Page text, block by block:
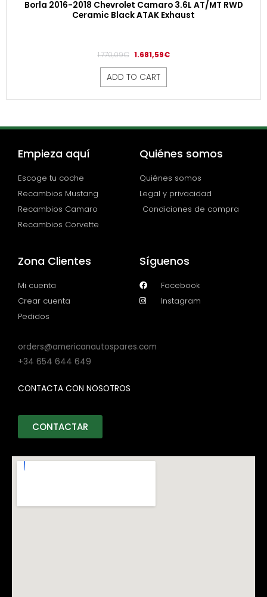
Borla 2016-2018 Chevrolet Camaro 3.6L AT/MT RWD
Ceramic Black ATAK Exhaust
1.770,09€ 1.681,59€
ADD TO CART
Empieza aquí
Escoge tu coche
Recambios Mustang
Recambios Camaro
Recambios Corvette
Quiénes somos
Quiénes somos
Legal y privacidad
Condiciones de compra
Zona Clientes
Mi cuenta
Crear cuenta
Pedidos
Síguenos
Facebook
Instagram
orders@americanautospares.com
+34 654 644 649
CONTACTA CON NOSOTROS
CONTACTAR